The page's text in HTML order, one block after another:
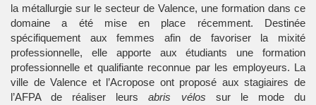
la métallurgie sur le secteur de Valence, une formation dans ce
domaine a été mise en place récemment. Destinée
spécifiquement aux femmes afin de favoriser la mixité
professionnelle, elle apporte aux étudiants une formation
professionnelle et qualifiante reconnue par les employeurs. La
ville de Valence et l’Acropose ont proposé aux stagiaires de
l’AFPA de réaliser leurs
abris vélos
sur le mode du